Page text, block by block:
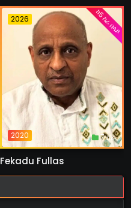
2026
2020 7 ስራ
ከ5 ስራ በላይ
Fekadu Fullas